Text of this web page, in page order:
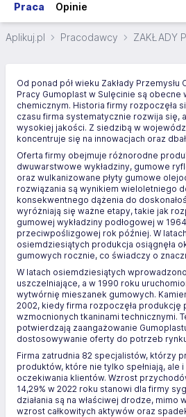
Praca Opinie
Aplikuj.pl Pracodawcy ZAKŁADY
Od ponad pół wieku Zakłady Przemysłu
Pracy Gumoplast w Sulęcinie są
chemicznym. Historia firmy rozpoczęła
czasu firma systematycznie rozwija się,
wysokiej jakości. Z siedzibą w
koncentruje się na innowacjach oraz
Oferta firmy obejmuje różnorodne
dwuwarstwowe wykładziny, gumowe
oraz wulkanizowane płyty gumowe
rozwiązania są wynikiem wieloletniego
konsekwentnego dążenia do
wyróżniają się ważne etapy, takie jak
gumowej wykładziny podłogowej w
przeciwpoślizgowej rok później. W
osiemdziesiątych produkcja osiągnęła
gumowych rocznie, co świadczy o
W latach osiemdziesiątych
uszczelniające, a w 1990 roku
wytwórnię mieszanek gumowych.
2002, kiedy firma rozpoczęła produkcję
wzmocnionych tkaninami technicznymi.
potwierdzają zaangażowanie
dostosowywanie oferty do potrzeb
Firma zatrudnia 82 specjalistów, którzy
produktów, które nie tylko spełniają, ale
oczekiwania klientów. Wzrost
14,29% w 2022 roku stanowi dla firmy
działania są na właściwej drodze, mimo
wzrost całkowitych aktywów oraz